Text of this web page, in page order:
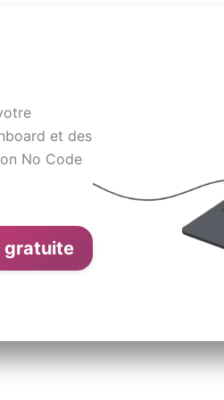
et des
No Code
gratuite